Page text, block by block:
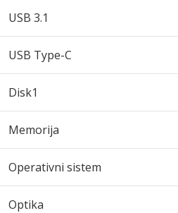
USB 3.1
USB Type-C
Disk1
Memorija
Operativni sistem
Optika